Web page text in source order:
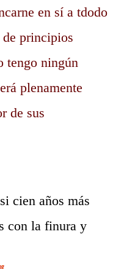
en sí a tdodo
principios
tengo ningún
plenamente
de sus
cien años más
con la finura y